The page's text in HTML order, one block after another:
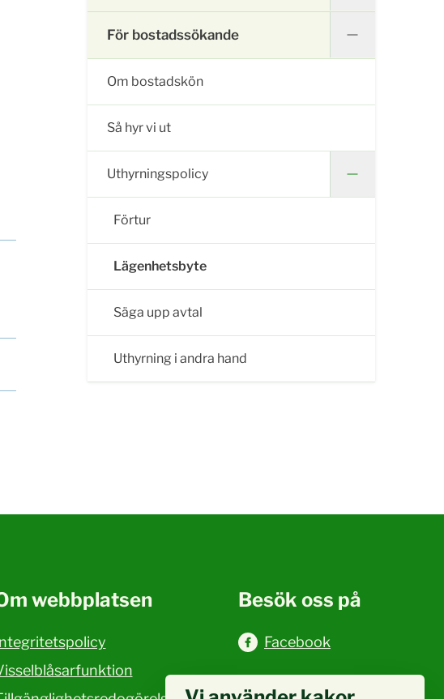
För bostadssökande
Om bostadskön
Så hyr vi ut
Uthyrningspolicy
Förtur
Lägenhetsbyte
Säga upp avtal
Uthyrning i andra hand
webbplatsen Besök oss på
Facebook